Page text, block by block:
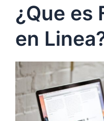
¿Que es
en